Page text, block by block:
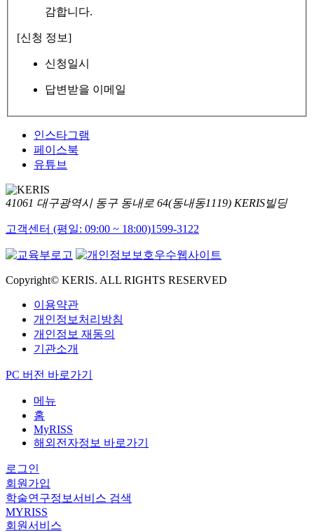
감합니다.
[신청 정보]
신청일시
답변받을 이메일
인스타그램
페이스북
유튜브
41061 대구광역시 동구 동내로 64(동내동1119) KERIS빌딩
고객센터 (평일: 09:00 ~ 18:00)1599-3122
Copyright© KERIS. ALL RIGHTS RESERVED
이용약관
개인정보처리방침
개인정보 재동의
기관소개
PC 버전 바로가기
메뉴
홈
MyRISS
해외전자정보 바로가기
로그인
회원가입
학술연구정보서비스 검색
MYRISS
회원서비스